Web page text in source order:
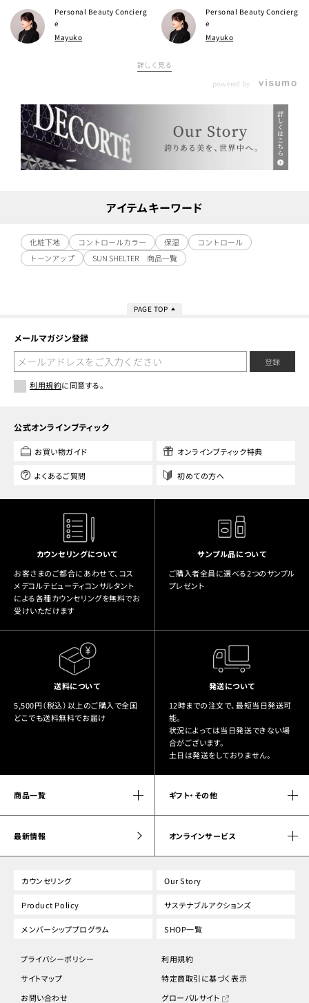
タントのリピート買いアイテ
ム】
Personal Beauty Concierg
e
Mayuko
Personal Beauty Concierg
e
Mayuko
詳しく見る
powered by
アイテムキーワード
化粧下地 コントロールカラー 保湿
コントロール
トーンアップ
SUN SHELTER 商品一覧
PAGE TOP
メールマガジン登録
登録
利用規約に同意する。
公式オンラインブティック
お買い物ガイド オンラインブティック特典
よくあるご質問 初めての方へ
カウンセリングについて
お客さまのご都合にあわせて、コス
メデコルテビューティコンサルタント
による各種カウンセリングを無料でお
受けいただけます
サンプル品について
ご購入者全員に選べる2つのサンプル
プレゼント
送料について
5,500円（税込）以上のご購入で全国
どこでも送料無料でお届け
発送について
12時までの注文で、最短当日発送可
能。
状況によっては当日発送できない場
合がございます。
土日は発送をしておりません。
商品一覧 ギフト・その他
最新情報 オンラインサービス
カウンセリング Our Story
Product Policy サステナブルアクションズ
メンバーシッププログラム SHOP一覧
プライバシーポリシー
利用規約
サイトマップ
特定商取引に基づく表示
お問い合わせ
グローバルサイト